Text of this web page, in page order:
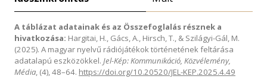
A táblázat adatainak és az Összefoglalás résznek a
hivatkozása: Hargitai, H., Gács, A., Hirsch, T., & Szilágyi-Gál, M.
(2025). A magyar nyelvű rádiójátékok történetének feltárása
adatalapú eszközökkel. Jel-Kép: Kommunikáció, Közvélemény,
Média, (4), 48–64. https://doi.org/10.20520/JEL-KEP.2025.4.49